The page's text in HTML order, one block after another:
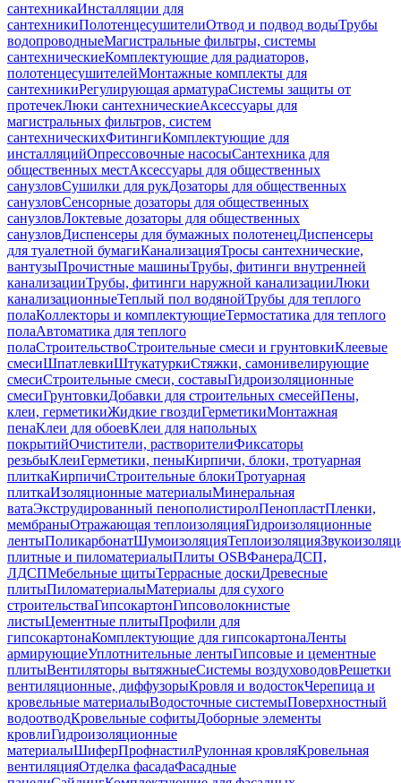
сантехникаИнсталляции для
сантехникиПолотенцесушителиОтвод и подвод водыТрубы
водопроводныеМагистральные фильтры, системы
сантехническиеКомплектующие для радиаторов,
полотенцесушителейМонтажные комплекты для
сантехникиРегулирующая арматураСистемы защиты от
протечекЛюки сантехническиеАксессуары для
магистральных фильтров, систем
сантехническихФитингиКомплектующие для
инсталляцийОпрессовочные насосыСантехника для
общественных местАксессуары для общественных
санузловСушилки для рукДозаторы для общественных
санузловСенсорные дозаторы для общественных
санузловЛоктевые дозаторы для общественных
санузловДиспенсеры для бумажных полотенецДиспенсеры
для туалетной бумагиКанализацияТросы сантехнические,
вантузыПрочистные машиныТрубы, фитинги внутренней
канализацииТрубы, фитинги наружной канализацииЛюки
канализационныеТеплый пол водянойТрубы для теплого
полаКоллекторы и комплектующиеТермостатика для теплого
полаАвтоматика для теплого
полаСтроительствоСтроительные смеси и грунтовкиКлеевые
смесиШпатлевкиШтукатуркиСтяжки, самонивелирующие
смесиСтроительные смеси, составыГидроизоляционные
смесиГрунтовкиДобавки для строительных смесейПены,
клеи, герметикиЖидкие гвоздиГерметикиМонтажная
пенаКлеи для обоевКлеи для напольных
покрытийОчистители, растворителиФиксаторы
резьбыКлеиГерметики, пеныКирпичи, блоки, тротуарная
плиткаКирпичиСтроительные блокиТротуарная
плиткаИзоляционные материалыМинеральная
ватаЭкструдированный пенополистиролПенопластПленки,
мембраныОтражающая теплоизоляцияГидроизоляционные
лентыПоликарбонатШумоизоляцияТеплоизоляция
плитные и пиломатериалыПлиты OSBФанераДСП,
ЛДСПМебельные щитыТеррасные доскиДревесные
плитыПиломатериалыМатериалы для сухого
строительстваГипсокартонГипсоволокнистые
листыЦементные плитыПрофили для
гипсокартонаКомплектующие для гипсокартонаЛенты
армирующиеУплотнительные лентыГипсовые и цементные
плитыВентиляторы вытяжныеСистемы воздуховодовРешетки
вентиляционные, диффузорыКровля и водостокЧерепица и
кровельные материалыВодосточные системыПоверхностный
водоотводКровельные софитыДоборные элементы
кровлиГидроизоляционные
материалыШиферПрофнастилРулонная кровляКровельная
вентиляцияОтделка фасадаФасадные